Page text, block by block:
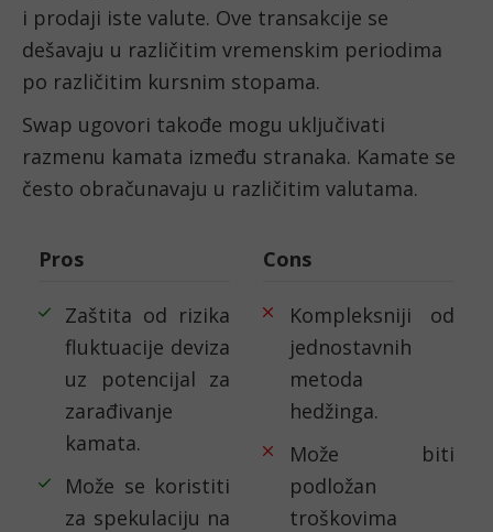
i prodaji iste valute. Ove transakcije se
dešavaju u različitim vremenskim periodima
po različitim kursnim stopama.
Swap ugovori takođe mogu uključivati
razmenu kamata između stranaka. Kamate se
često obračunavaju u različitim valutama.
Pros
Zaštita od rizika
fluktuacije deviza
uz potencijal za
zarađivanje
kamata.
Može se koristiti
za spekulaciju na
Cons
Kompleksniji od
jednostavnih
metoda
hedžinga.
Može biti
podložan
troškovima